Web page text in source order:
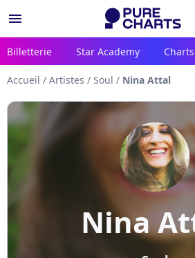
menu
Billetterie Star Academy
Accueil / Artistes / Soul / Nina Attal
Nina